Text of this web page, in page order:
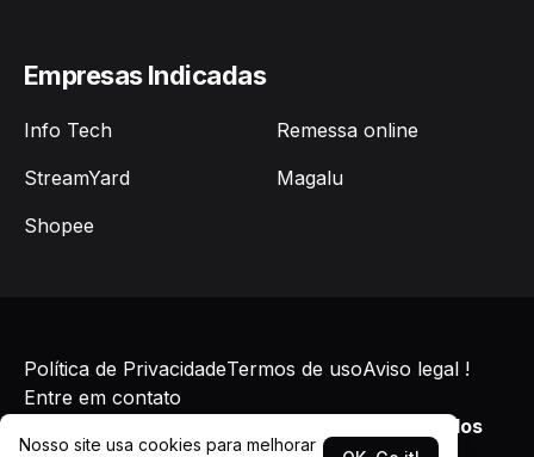
Empresas Indicadas
Info Tech
Remessa online
StreamYard
Magalu
Shopee
Todos Direitos Reservados
Política de PrivacidadeTermos de usoAviso legal !
Entre em contato
Nosso site usa cookies para melhorar